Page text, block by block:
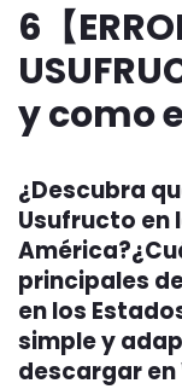
6【
y como
¿Descubra
Usufructo en
principales
en los
simple y
descargar en